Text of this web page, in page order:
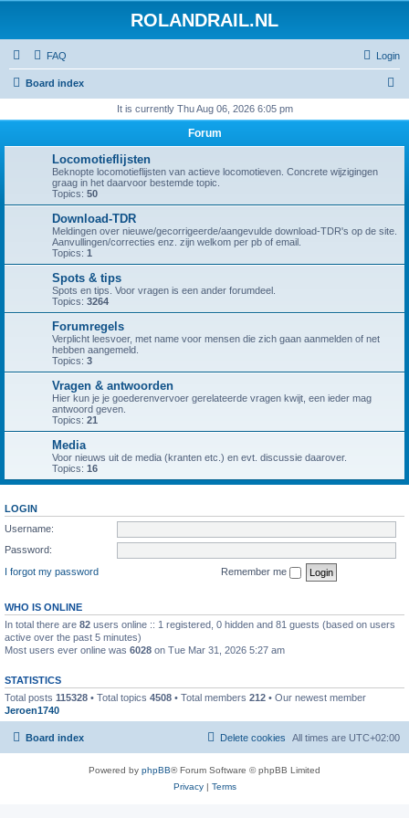
ROLANDRAIL.NL
FAQ Login
Board index
r
It is currently Thu Aug 06, 2026 6:05 pm
Forum
Locomotieflijsten
Beknopte locomotieflijsten van actieve locomotieven. Concrete wijzigingen
graag in het daarvoor bestemde topic.
Topics: 50
Download-TDR
Meldingen over nieuwe/gecorrigeerde/aangevulde download-TDR's op de site.
Aanvullingen/correcties enz. zijn welkom per pb of email.
Topics: 1
Spots & tips
Spots en tips. Voor vragen is een ander forumdeel.
Topics: 3264
Forumregels
Verplicht leesvoer, met name voor mensen die zich gaan aanmelden of net
hebben aangemeld.
Topics: 3
Vragen & antwoorden
Hier kun je je goederenvervoer gerelateerde vragen kwijt, een ieder mag
antwoord geven.
Topics: 21
Media
Voor nieuws uit de media (kranten etc.) en evt. discussie daarover.
Topics: 16
LOGIN
Username:
Password:
I forgot my password
Remember me
WHO IS ONLINE
In total there are 82 users online :: 1 registered, 0 hidden and 81 guests (based on users
active over the past 5 minutes)
Most users ever online was 6028 on Tue Mar 31, 2026 5:27 am
STATISTICS
Total posts 115328 • Total topics 4508 • Total members 212 • Our newest member
Jeroen1740
Board index All times are UTC+02:00
Delete cookies
Powered by phpBB® Forum Software © phpBB Limited
Privacy| Terms